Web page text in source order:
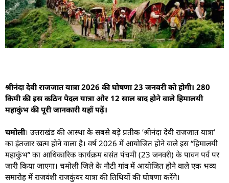
श्रीनंदा देवी राजजात यात्रा 2026 की घोषणा 23 जनवरी को होगी। 280
किमी की इस कठिन पैदल यात्रा और 12 साल बाद होने वाले हिमालयी
महाकुंभ की पूरी जानकारी यहाँ पढ़ें।
चमोली। उत्तराखंड की आस्था के सबसे बड़े प्रतीक ‘श्रीनंदा देवी राजजात यात्रा’
का इंतजार खत्म होने वाला है। वर्ष 2026 में आयोजित होने वाले इस “हिमालयी
महाकुंभ” का आधिकारिक कार्यक्रम बसंत पंचमी (23 जनवरी) के पावन पर्व पर
जारी किया जाएगा। चमोली जिले के नौटी गांव में आयोजित होने वाले एक भव्य
समारोह में राजवंशी राजकुंवर यात्रा की तिथियों की घोषणा करेंगे।